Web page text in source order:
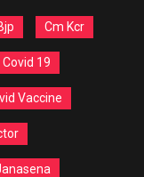
Cm Kcr
Covid 19
Vaccine